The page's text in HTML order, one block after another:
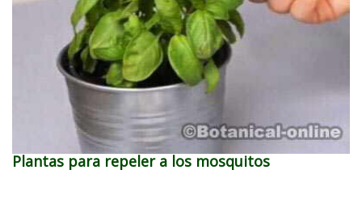
Plantas para repeler a los mosquitos